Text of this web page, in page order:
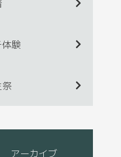
験
アーカイブ